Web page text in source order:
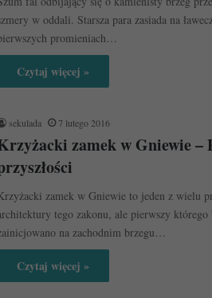
w oddali. Starsza para zasiada na
promieniach…
Czytaj więcej »
sekulada 7 lutego 2016
zamek w Gniewie –
zamek w Gniewie to jeden z wielu
tego zakonu, ale pierwszy którego
na zachodnim brzegu…
Czytaj więcej »